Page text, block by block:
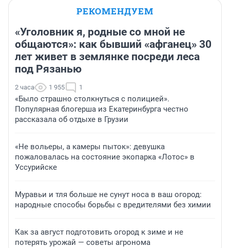
РЕКОМЕНДУЕМ
«Уголовник я, родные со мной не
общаются»: как бывший «афганец» 30
лет живет в землянке посреди леса
под Рязанью
2 часа 1 955 1
«Было страшно столкнуться с полицией».
Популярная блогерша из Екатеринбурга честно
рассказала об отдыхе в Грузии
«Не вольеры, а камеры пыток»: девушка
пожаловалась на состояние экопарка «Лотос» в
Уссурийске
Муравьи и тля больше не сунут носа в ваш огород:
народные способы борьбы с вредителями без химии
Как за август подготовить огород к зиме и не
потерять урожай — советы агронома